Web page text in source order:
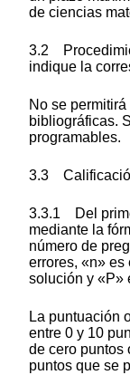
de ciencias
3.2
indique la
No se
bibliográficas.
programables.
3.3
3.3.1 Del
mediante la
número de
errores, «n» es
solución y «P»
La puntuación
entre 0 y 10
de cero puntos
puntos que se